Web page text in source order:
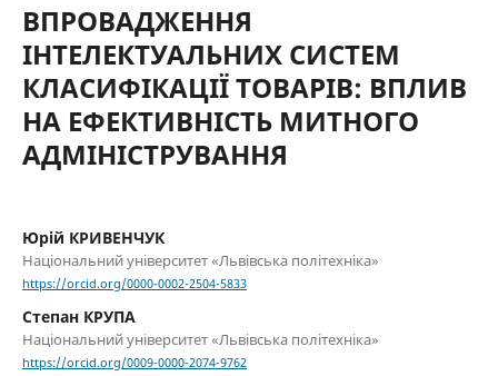
ВПРОВАДЖЕННЯ
ІНТЕЛЕКТУАЛЬНИХ СИСТЕМ
КЛАСИФІКАЦІЇ ТОВАРІВ: ВПЛИВ
НА ЕФЕКТИВНІСТЬ МИТНОГО
АДМІНІСТРУВАННЯ
Юрій КРИВЕНЧУК
Національний університет «Львівська політехніка»
https://orcid.org/0000-0002-2504-5833
Степан КРУПА
Національний університет «Львівська політехніка»
https://orcid.org/0009-0000-2074-9762